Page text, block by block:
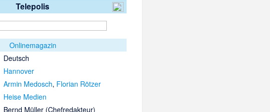
Telepolis
Onlinemagazin
Deutsch
Hannover
Armin Medosch, Florian Rötzer
Heise Medien
Bernd Müller (Chefredakteur)